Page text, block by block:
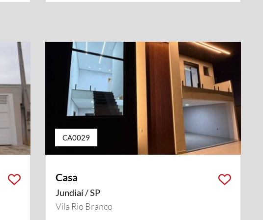
CA0029
Casa
Jundiaí / SP
Vila Rio Branco